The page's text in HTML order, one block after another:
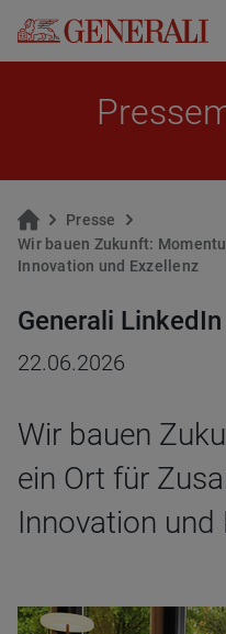
Pres­se
Wir bauen Zu­kunft:
In­no­va­ti­on und Ex­zel­lenz
Generali LinkedIn
22.06.2026
Wir bauen
ein Ort für
Innovation und